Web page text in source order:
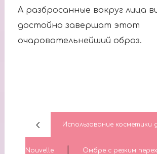
А разбросанные вокруг лица
достойно завершат этот
очаровательнейший образ.
Использование косметики
Nouvelle Омбре с резким